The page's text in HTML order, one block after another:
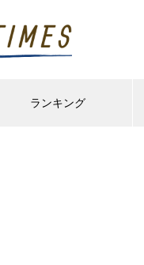
ランキング